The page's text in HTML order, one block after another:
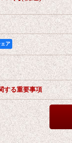
ア
する重要事項